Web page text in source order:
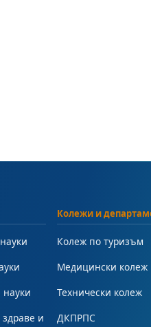
и
Колежи и
Колеж по туризъм
Медицински колеж
Технически колеж
ДКПРПС